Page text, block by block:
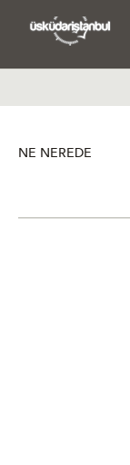
NE NEREDE